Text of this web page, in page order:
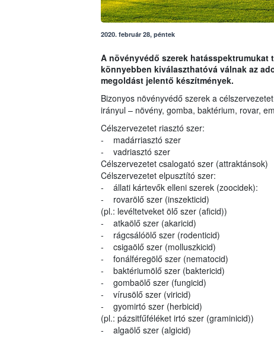
2020. február 28, péntek
A növényvédő szerek
könnyebben kiválaszthatóvá válnak az
megoldást jelentő készítmények.
Bizonyos növényvédő szerek a
irányul – növény, gomba, baktérium, rovar,
Célszervezetet riasztó szer:
- madárriasztó szer
- vadriasztó szer
Célszervezetet csalogató szer (attraktánsok)
Célszervezetet elpusztító szer:
- állati kártevők elleni szerek (zoocidek):
- rovarölő szer (inszekticid)
(pl.: levéltetveket ölő szer (aficid))
- atkaölő szer (akaricid)
- rágcsálóölő szer (rodenticid)
- csigaölő szer (molluszkicid)
- fonálféregölő szer (nematocid)
- baktériumölő szer (baktericid)
- gombaölő szer (fungicid)
- vírusölő szer (viricid)
- gyomirtó szer (herbicid)
(pl.: pázsitfűféléket irtó szer (graminicid))
- algaölő szer (algicid)